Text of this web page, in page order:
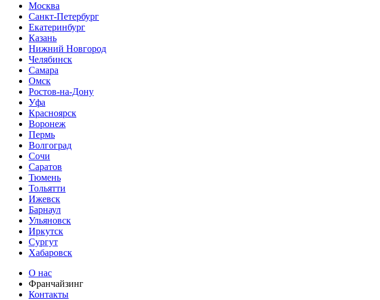
Москва
Санкт-Петербург
Екатеринбург
Казань
Нижний Новгород
Челябинск
Самара
Омск
Ростов-на-Дону
Уфа
Красноярск
Воронеж
Пермь
Волгоград
Сочи
Саратов
Тюмень
Тольятти
Ижевск
Барнаул
Ульяновск
Иркутск
Сургут
Хабаровск
О нас
Франчайзинг
Контакты